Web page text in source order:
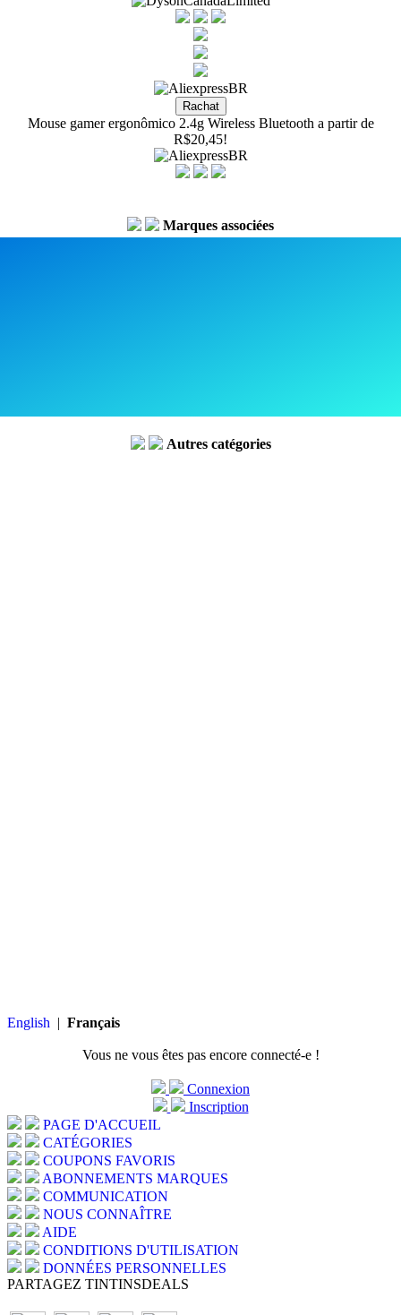
Mouse gamer ergonômico 2.4g Wireless Bluetooth a partir de
R$20,45!
Marques associées
Autres catégories
English | Français
Vous ne vous êtes pas encore connecté-e !
Connexion
Inscription
PAGE D'ACCUEIL
CATÉGORIES
COUPONS FAVORIS
ABONNEMENTS MARQUES
COMMUNICATION
NOUS CONNAÎTRE
AIDE
CONDITIONS D'UTILISATION
DONNÉES PERSONNELLES
PARTAGEZ TINTINSDEALS